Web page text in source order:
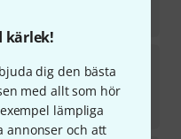
kärlek!
dig den bästa
med allt som hör
lämpliga
annonser och att